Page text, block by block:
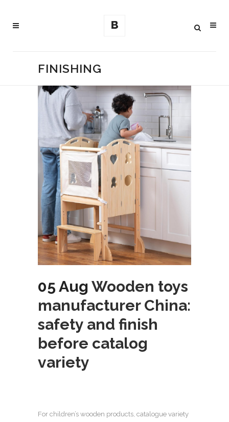
FINISHING
05 Aug Wooden toys
manufacturer China:
safety and finish
before catalog
variety
For children’s wooden products, catalogue variety